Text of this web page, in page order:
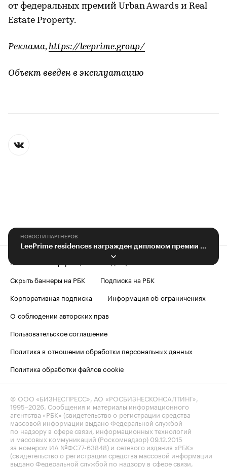
от федеральных премий Urban Awards и Real
Estate Property.
Реклама, https://leeprime.group/
Объект введен в эксплуатацию
НОВОСТИ ПАРТНЕРОВ
LeePrime residences награжден дипломом премии Real Estate Property Awards
Контактная информация
Редакция
Скрыть баннеры на РБК
Подписка на РБК
Корпоративная подписка
Информация об ограничениях
О соблюдении авторских прав
Пользовательское соглашение
Политика в отношении обработки персональных данных
Политика обработки файлов cookie
© ООО «БИЗНЕСПРЕСС», АО «РОСБИЗНЕСКОНСАЛТИНГ»,
1995–2026 . Сообщения и материалы информационного
агентства «РБК» (свидетельство о регистрации средства
массовой информации выдано Федеральной службой
по надзору в сфере связи, информационных технологий
и массовых коммуникаций (Роскомнадзор) 09.12.2015
за номером ИА №ФС77-63848) и сетевого издания «РБК»
(свидетельство о регистрации средства массовой информации
выдано Федеральной службой по надзору в сфере связи,